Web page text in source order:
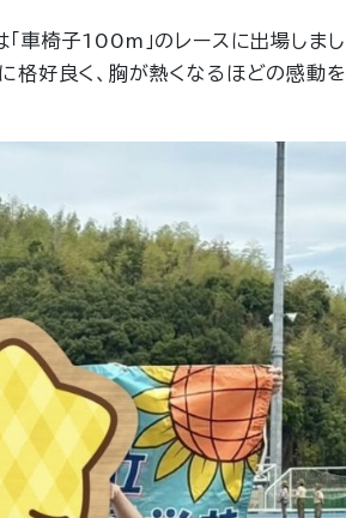
車椅子100m」のレースに出場しまし
格好良く、胸が熱くなるほどの感動を